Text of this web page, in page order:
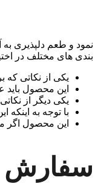
نمود و طعم دلپذیری
بندی های مختلف در
یکی از نکاتی که
این محصول باید
یکی دیگر از
با توجه به
این محصول اگر
سفارش